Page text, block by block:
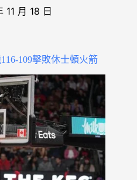
11 月 18 日
109擊敗休士頓火箭